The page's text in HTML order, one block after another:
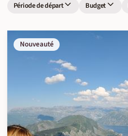
Période de départ Budget
Nouveauté